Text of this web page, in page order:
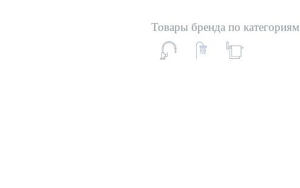
Товары бренда по категориям